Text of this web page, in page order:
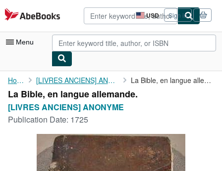
Skip to main content
AbeBooks.com USD
Site
shopping
preferences
Sign in
Menu
My Account
My Purchases
Advanced Search
Rare Books
Art & Collectibles
Home [LIVRES ANCIENS] ANONYME La Bible, en langue allemande.
La Bible, en langue allemande.
[LIVRES ANCIENS] ANONYME
Publication Date: 1725